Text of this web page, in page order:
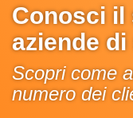
Conosci il
aziende
Scopri come
numero dei